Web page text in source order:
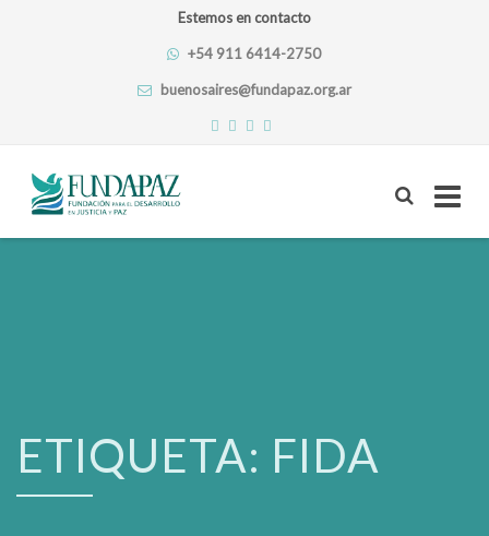
Estemos en contacto
+54 911 6414-2750
buenosaires@fundapaz.org.ar
Skip
ETIQUETA: FIDA